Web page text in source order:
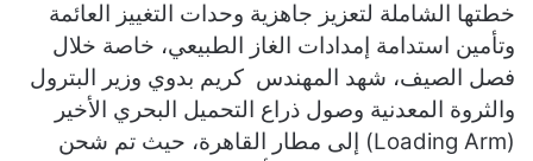
خطتها الشاملة لتعزيز جاهزية وحدات التغييز العائمة
وتأمين استدامة إمدادات الغاز الطبيعي، خاصة خلال
فصل الصيف، شهد المهندس كريم بدوي وزير البترول
والثروة المعدنية وصول ذراع التحميل البحري الأخير
(Loading Arm) إلى مطار القاهرة، حيث تم شحن